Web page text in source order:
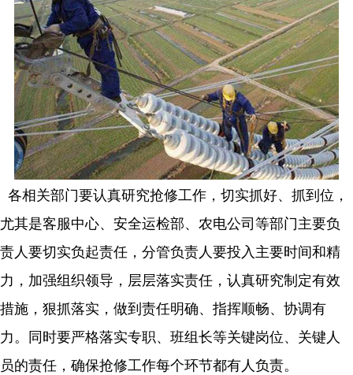
各相关部门要认真研究抢修工作，切实抓好、抓到位，
尤其是客服中心、安全运检部、农电公司等部门主要负
责人要切实负起责任，分管负责人要投入主要时间和精
力，加强组织领导，层层落实责任，认真研究制定有效
措施，狠抓落实，做到责任明确、指挥顺畅、协调有
力。同时要严格落实专职、班组长等关键岗位、关键人
员的责任，确保抢修工作每个环节都有人负责。